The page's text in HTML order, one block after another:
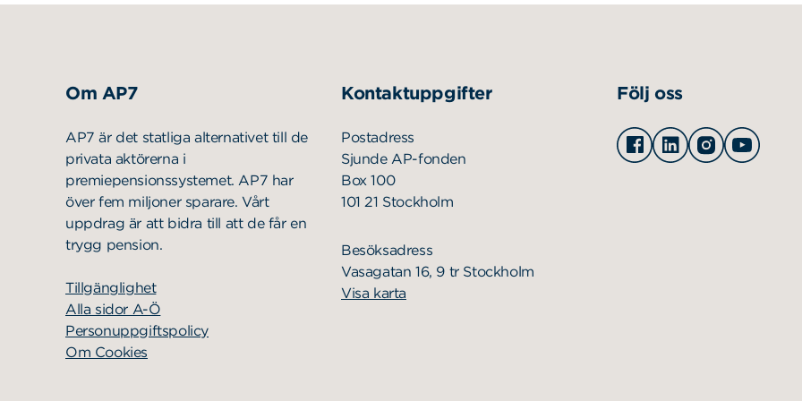
Om AP7
AP7 är det statliga alternativet till de
privata aktörerna i
premiepensionssystemet. AP7 har
över fem miljoner sparare. Vårt
uppdrag är att bidra till att de får en
trygg pension.
Tillgänglighet
Alla sidor A-Ö
Personuppgiftspolicy
Om Cookies
Kontaktuppgifter
Postadress
Sjunde AP-fonden
Box 100
101 21 Stockholm
Besöksadress
Vasagatan 16, 9 tr Stockholm
Visa karta
Följ oss
Facebook
LinkedinInstagram